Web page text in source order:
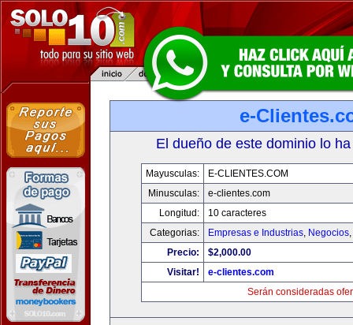
e-
El dueño de este dominio lo
Mayusculas:
E-CLIENTES.COM
Minusculas:
e-clientes.com
Longitud:
10 caracteres
Categorias:
Empresas e Industrias, Negocios,
Precio:
$2,000.00
Visitar!
e-clientes.com
Serán consideradas